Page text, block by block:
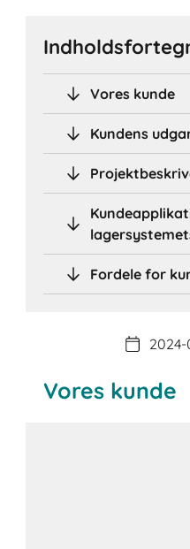
Vores kunde
Kundens
Fordele for
2024-
Vores kunde